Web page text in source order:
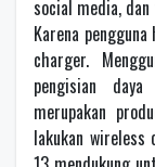
social media,
Karena
charger.
pengisian
merupakan
lakukan wireless